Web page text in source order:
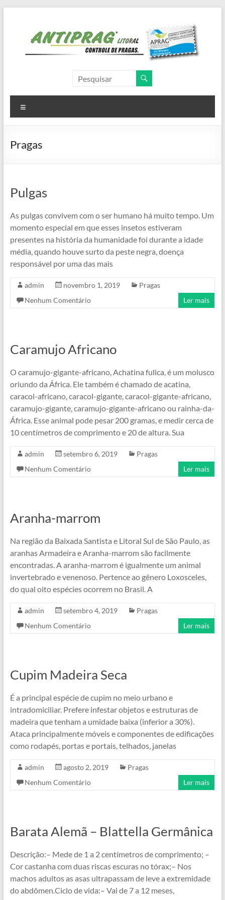
conteúdo
Litoral
Controle
Pragas,
dedetizadora,
desinsetização,
desratização
Pragas
Pulgas
As pulgas convivem com o ser humano há muito tempo. Um
momento especial em que esses insetos estiveram
presentes na história da humanidade foi durante a idade
média, quando houve surto da peste negra, doença
responsável por uma das mais
admin novembro 1, 2019
Pragas
Nenhum Comentário
Ler mais
Caramujo Africano
O caramujo-gigante-africano, Achatina fulica, é um molusco
oriundo da África. Ele também é chamado de acatina,
caracol-africano, caracol-gigante, caracol-gigante-africano,
caramujo-gigante, caramujo-gigante-africano ou rainha-da-
África. Esse animal pode pesar 200 gramas, e medir cerca de
10 centímetros de comprimento e 20 de altura. Sua
admin setembro 6, 2019
Pragas
Nenhum Comentário
Ler mais
Aranha-marrom
Na região da Baixada Santista e Litoral Sul de São Paulo, as
aranhas Armadeira e Aranha-marrom são facilmente
encontradas. A aranha-marrom é igualmente um animal
invertebrado e venenoso. Pertence ao gênero Loxosceles,
do qual oito espécies ocorrem no Brasil. A
admin setembro 4, 2019
Pragas
Nenhum Comentário
Ler mais
Cupim Madeira Seca
É a principal espécie de cupim no meio urbano e
intradomiciliar. Prefere infestar objetos e estruturas de
madeira que tenham a umidade baixa (inferior a 30%).
Ataca principalmente móveis e componentes de edificações
como rodapés, portas e portais, telhados, janelas
admin agosto 2, 2019
Pragas
Nenhum Comentário
Ler mais
Barata Alemã – Blattella Germânica
Descrição:– Mede de 1 a 2 centímetros de comprimento; –
Cor castanha com duas riscas escuras no tórax;– Nos
machos adultos as asas ultrapassam de leve a extremidade
do abdômen.Ciclo de vida:– Vai de 7 a 12 meses,